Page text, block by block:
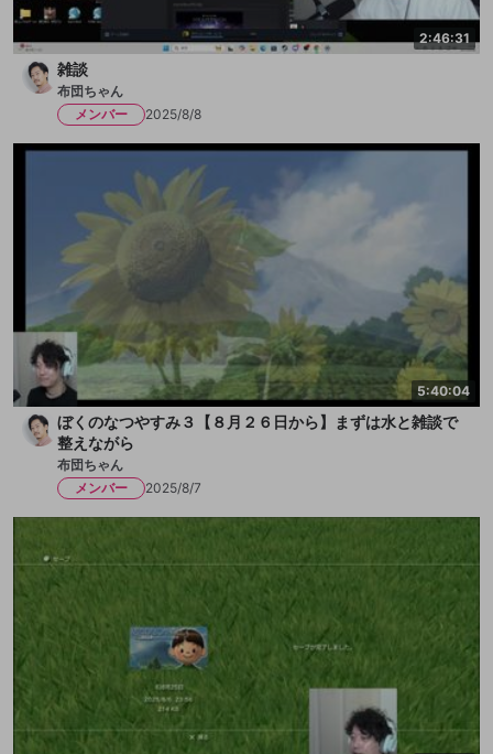
2:46:31
雑談
布団ちゃん
メンバー
2025/8/8
5:40:04
ぼくのなつやすみ３【８月２６日から】まずは水と雑談で
整えながら
布団ちゃん
メンバー
2025/8/7